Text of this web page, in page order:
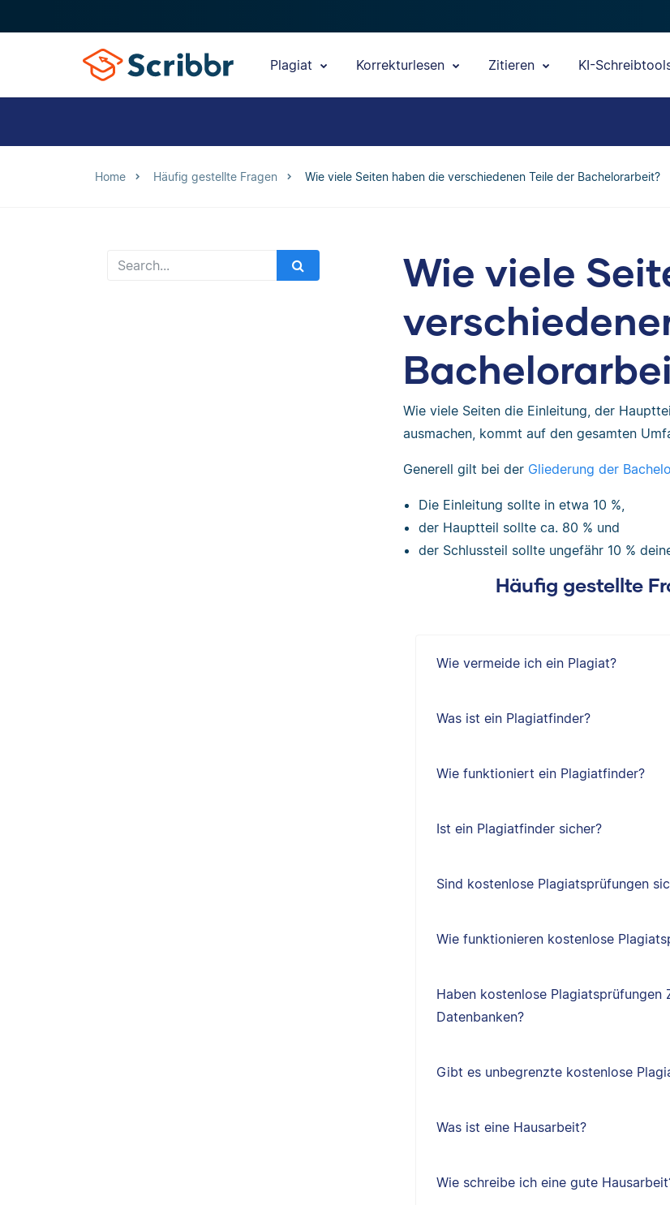
Plagiat Korrekturlesen Zitieren KI-
Home Häufig gestellte Fragen Wie viele Seiten haben die verschiedenen Teile der Bachelorarbeit?
Wie viele
Wie viele Seiten die Einleitung, der
ausmachen, kommt auf den gesamten
Generell gilt bei der Gliederung der
Die Einleitung sollte in etwa 10 %,
der Hauptteil sollte ca. 80 % und
der Schlussteil sollte ungefähr 10 %
Häufig gestellte
Wie vermeide ich ein Plagiat?
Was ist ein Plagiatfinder?
Wie funktioniert ein Plagiatfinder?
Ist ein Plagiatfinder sicher?
Sind kostenlose Plagiatsprüfungen
Wie funktionieren kostenlose
Haben kostenlose
Datenbanken?
Gibt es unbegrenzte kostenlose
Was ist eine Hausarbeit?
Wie schreibe ich eine gute